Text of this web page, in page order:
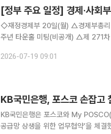
[정부 주요 일정] 경제·사
◇재정경제부 20일(월) △경제부총리 08:45 대외경제장관회의(세종청사), 13:30 부총리 취임 1
주년 타운홀 미팅(비공개) △제 271차 대외경제장관회의 개최 △확대간부회의 개최 21일(화) △경
데호텔) △재경부 2차관 14:
2026-07-19 09:01
KB국민은행, 포스코 손잡고
KB국민은행은 포스코와 My
공급망 상생을 위한 업무협약’을 체결했다고 9일 밝혔다. 이날 서